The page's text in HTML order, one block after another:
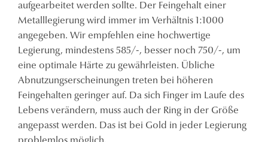
aufgearbeitet werden sollte. Der Feingehalt einer
Metalllegierung wird immer im Verhältnis 1:1000
angegeben. Wir empfehlen eine hochwertige
Legierung, mindestens 585/-, besser noch 750/-, um
eine optimale Härte zu gewährleisten. Übliche
Abnutzungserscheinungen treten bei höheren
Feingehalten geringer auf. Da sich Finger im Laufe des
Lebens verändern, muss auch der Ring in der Größe
angepasst werden. Das ist bei Gold in jeder Legierung